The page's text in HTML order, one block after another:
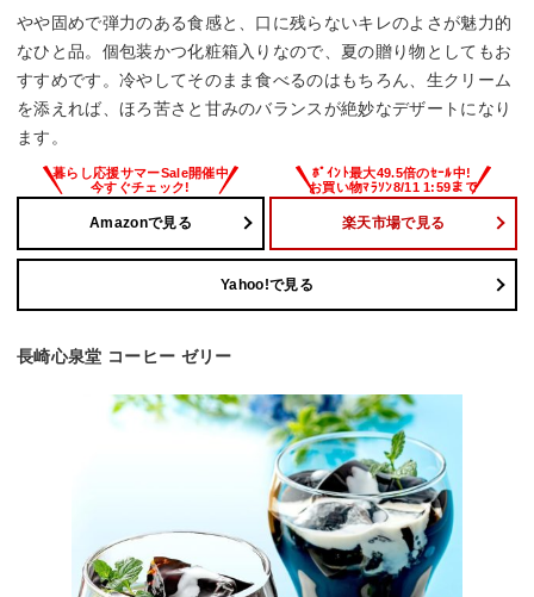
やや固めで弾力のある食感と、口に残らないキレのよさが魅力的
なひと品。個包装かつ化粧箱入りなので、夏の贈り物としてもお
すすめです。冷やしてそのまま食べるのはもちろん、生クリーム
を添えれば、ほろ苦さと甘みのバランスが絶妙なデザートになり
ます。
Amazonで見る 楽天市場で見る
Yahoo!で見る
長崎心泉堂 コーヒー ゼリー